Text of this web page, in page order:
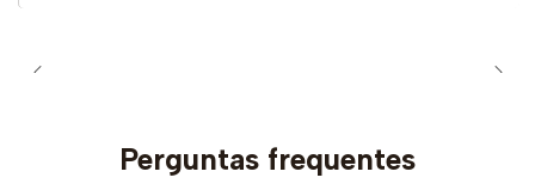
Perguntas frequentes